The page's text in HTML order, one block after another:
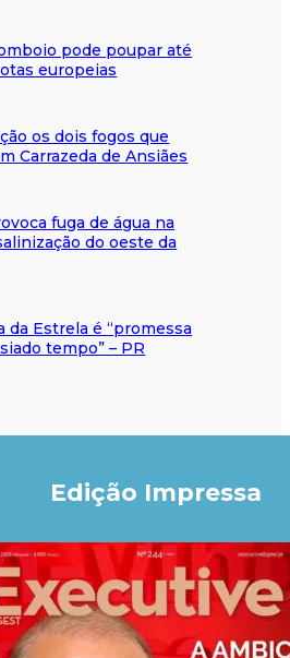
pode poupar até
europeias
os dois fogos que
Carrazeda de Ansiães
fuga de água na
do oeste da
da Estrela é “promessa
tempo” – PR
Edição Impressa